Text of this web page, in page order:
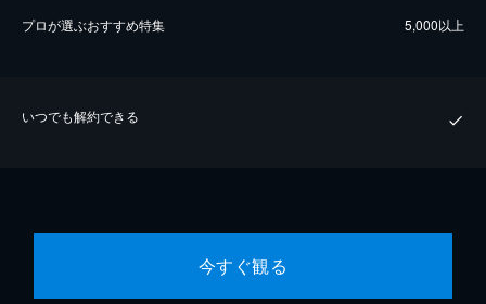
プロが選ぶおすすめ特集 5,000以上
いつでも解約できる
今すぐ観る